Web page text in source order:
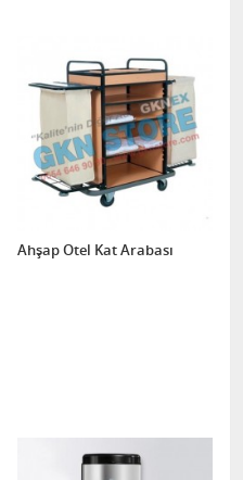
Ahşap Otel Kat Arabası